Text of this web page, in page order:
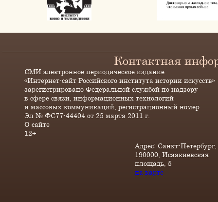
Контактная
СМИ электронное периодическое издание
«Интернет-сайт Российского института истории искусств»
зарегистрировано Федеральной службой по надзору
в сфере связи, информационных технологий
и массовых коммуникаций, регистрационный номер
Эл № ФС77-44404 от 25 марта 2011 г.
О сайте
12+
Адрес: Санкт-Петербург,
190000, Исаакиевская
площадь, 5
на карте